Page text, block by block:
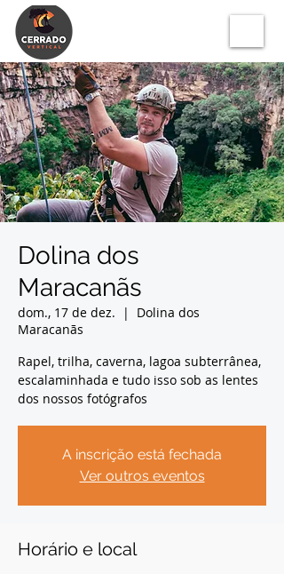
Dolina dos
Maracanãs
dom., 17 de dez.
  |
Dolina dos
Maracanãs
Rapel, trilha, caverna, lagoa subterrânea,
escalaminhada e tudo isso sob as lentes
dos nossos fotógrafos
A inscrição está fechada
Ver outros eventos
Horário e local